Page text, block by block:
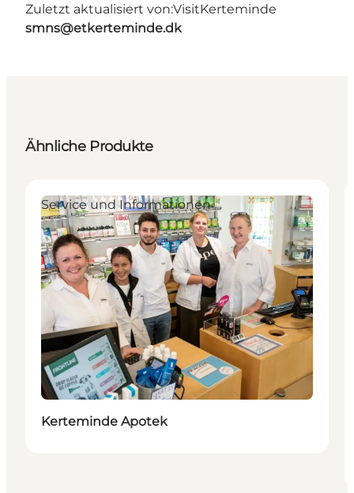
Zuletzt aktualisiert von:VisitKerteminde
smns@etkerteminde.dk
Ähnliche Produkte
Service und Informationen
Kerteminde Apotek